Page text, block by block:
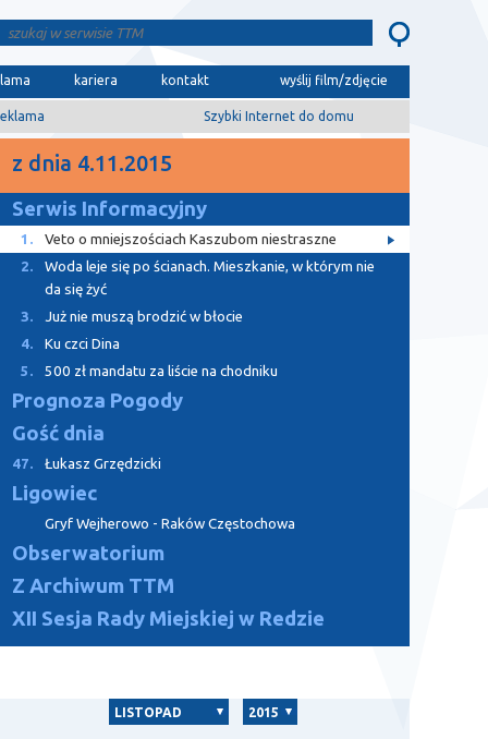
kariera kontakt wyślij film/zdjęcie
Szybki Internet do domu
z dnia 4.11.2015
Serwis Informacyjny
1.
Veto o mniejszościach Kaszubom niestraszne
2.
Woda leje się po ścianach. Mieszkanie, w którym nie
da się żyć
3.
Już nie muszą brodzić w błocie
4.
Ku czci Dina
5.
500 zł mandatu za liście na chodniku
Prognoza Pogody
Gość dnia
47. Łukasz Grzędzicki
Ligowiec
Gryf Wejherowo - Raków Częstochowa
Obserwatorium
Z Archiwum TTM
XII Sesja Rady Miejskiej w Redzie
LISTOPAD 2015